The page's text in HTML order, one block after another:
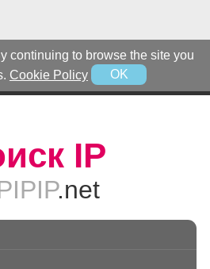
continuing to browse the site you
Cookie Policy OK
IP
.net